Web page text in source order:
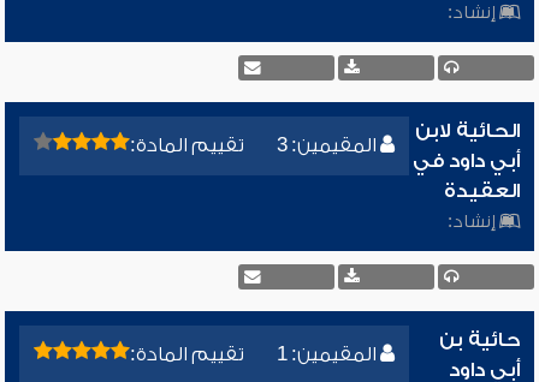
إنشاد:
المقيمين: 3 تقييم المادة:
الحائية لابن
أبي داود في
العقيدة
إنشاد:
المقيمين: 1 تقييم المادة:
حائية بن
أبي داود